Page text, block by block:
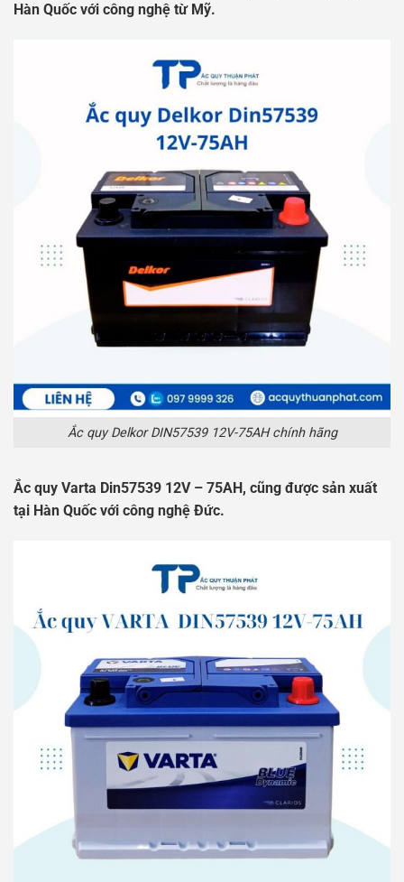
Hàn Quốc với công nghệ từ Mỹ.
Ắc quy Delkor DIN57539 12V-75AH chính hãng
Ắc quy Varta Din57539 12V – 75AH, cũng được sản xuất
tại Hàn Quốc với công nghệ Đức.